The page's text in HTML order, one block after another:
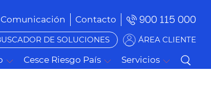
Comunicación Contacto 900 115 000
DE SOLUCIONES ÁREA CLIENTE
Cesce Riesgo País Servicios